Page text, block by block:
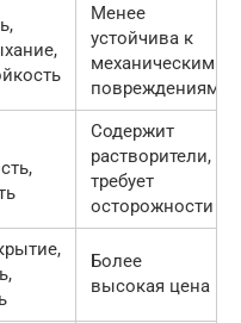
Менее
устойчива к
механическим
повреждениям
Содержит
растворители,
требует
осторожности
Более
высокая цена